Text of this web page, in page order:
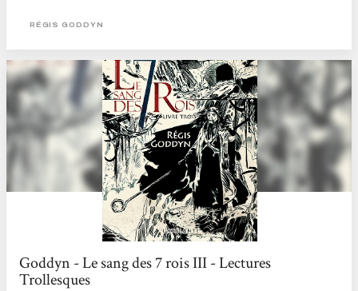
a bien aidé à me repérer, il n’y avait malheureusement pas assez de détails pour
dense, pratiquement...
RÉGIS GODDYN
Goddyn - Le sang des 7 rois III - Lectures
Trollesques